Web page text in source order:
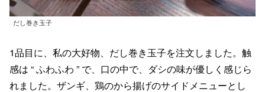
だし巻き玉子
1品目に、私の大好物、だし巻き玉子を注文しました。触
感は “ ふわふわ ” で、口の中で、ダシの味が優しく感じら
れました。ザンギ、鶏のから揚げのサイドメニューとし